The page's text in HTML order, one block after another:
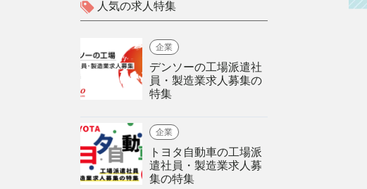
人気の求人特集
企業
デンソーの工場派遣社
員・製造業求人募集の
特集
企業
トヨタ自動車の工場派
遣社員・製造業求人募
集の特集